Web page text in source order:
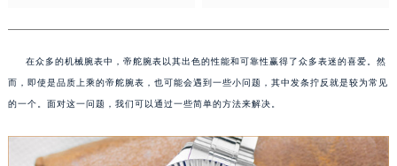
在众多的机械腕表中，帝舵腕表以其出色的性能和可靠性赢得了众多表迷的喜爱。然
而，即使是品质上乘的帝舵腕表，也可能会遇到一些小问题，其中发条拧反就是较为常见
的一个。面对这一问题，我们可以通过一些简单的方法来解决。